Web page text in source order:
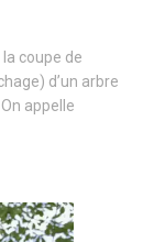
coupe de
d’un arbre
appelle